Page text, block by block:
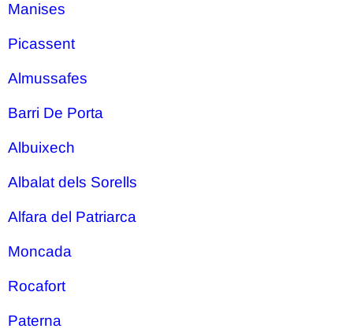
Manises
Picassent
Almussafes
Barri De Porta
Albuixech
Albalat dels Sorells
Alfara del Patriarca
Moncada
Rocafort
Paterna